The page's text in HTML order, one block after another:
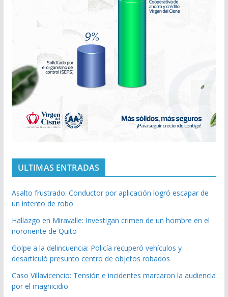
ULTIMAS ENTRADAS
Asalto frustrado: Conductor por aplicación logró escapar de
un intento de robo
Hallazgo en Miravalle: Investigan crimen de un hombre en el
nororiente de Quito
Golpe a la delincuencia: Policía recuperó vehículos y
desarticuló presunto centro de objetos robados
Caso Villavicencio: Tensión e incidentes marcaron la audiencia
por el magnicidio